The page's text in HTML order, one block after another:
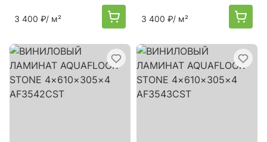
3 400 ₽/ м² 3 400 ₽/ м²